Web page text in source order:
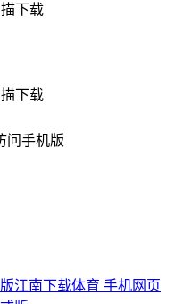
下载
下载
问手机版
江南下载体育 手机网页